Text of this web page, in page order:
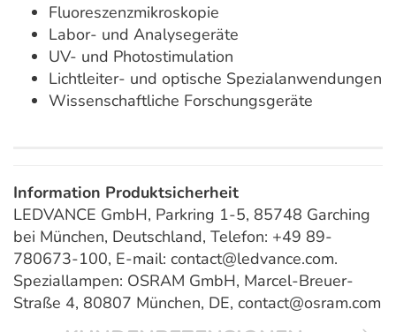
Fluoreszenzmikroskopie
Labor- und Analysegeräte
UV- und Photostimulation
Lichtleiter- und optische Spezialanwendungen
Wissenschaftliche Forschungsgeräte
Information Produktsicherheit
LEDVANCE GmbH, Parkring 1-5, 85748 Garching
bei München, Deutschland, Telefon: +49 89-
780673-100, E-mail: contact@ledvance.com.
Speziallampen: OSRAM GmbH, Marcel-Breuer-
Straße 4, 80807 München, DE, contact@osram.com